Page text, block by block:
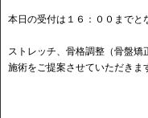
本日の受付は１６：００までと
ストレッチ、骨格調整（骨盤
施術をご提案させていただきま